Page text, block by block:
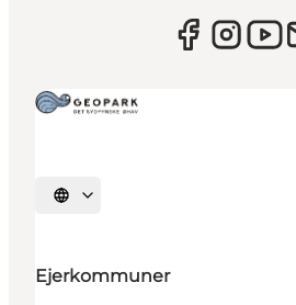
Vælg sprog
Ejerkommuner